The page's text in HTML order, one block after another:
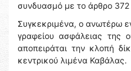
συνδυασμό με το άρθρο
Συγκεκριμένα, ο ανωτέρω
γραφείου ασφάλειας της
αποπειράται την κλοπή
κεντρικού λιμένα Καβάλας.